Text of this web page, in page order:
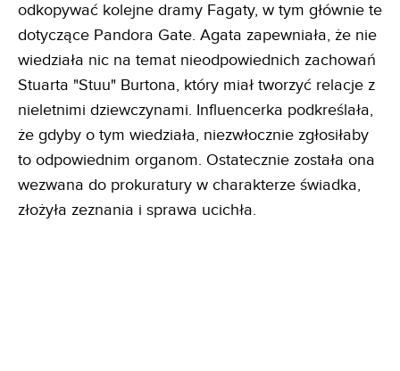
odkopywać kolejne dramy Fagaty, w tym głównie te
dotyczące Pandora Gate. Agata zapewniała, że nie
wiedziała nic na temat nieodpowiednich zachowań
Stuarta "Stuu" Burtona, który miał tworzyć relacje z
nieletnimi dziewczynami. Influencerka podkreślała,
że gdyby o tym wiedziała, niezwłocznie zgłosiłaby
to odpowiednim organom. Ostatecznie została ona
wezwana do prokuratury w charakterze świadka,
złożyła zeznania i sprawa ucichła.